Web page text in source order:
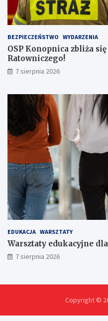
a
a
ż
e
r
!
BEZPIECZEŃSTWO WYDARZENIA
OSP Konopnica zbliża
Ratowniczego!
7 sierpnia 2026
EDUKACJA WARSZTATY
Warsztaty edukacyjne
7 sierpnia 2026
Copyright ©